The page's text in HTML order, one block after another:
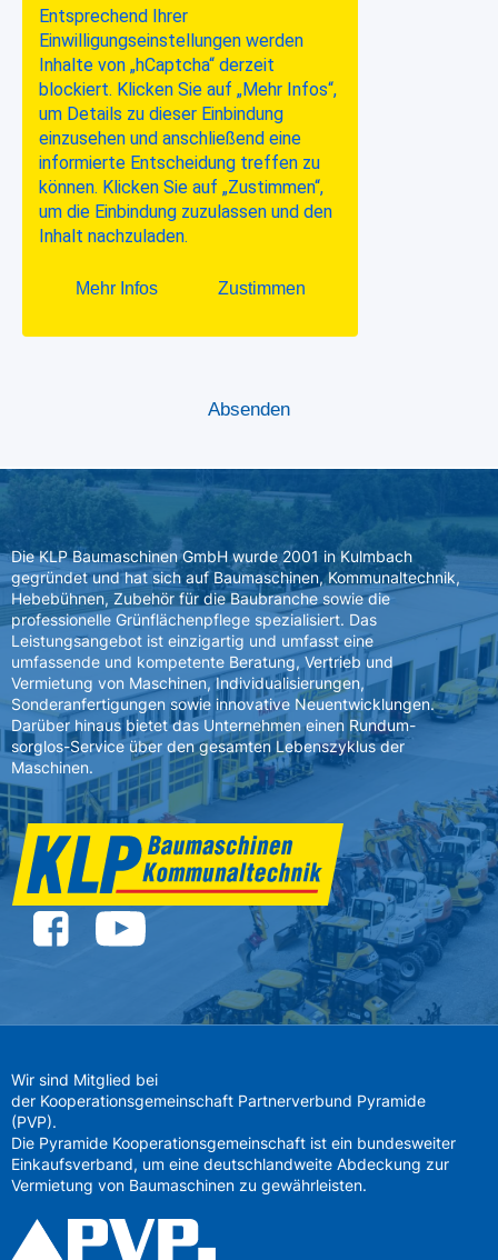
Die KLP Baumaschinen GmbH wurde 2001 in Kulmbach
gegründet und hat sich auf Baumaschinen, Kommunaltechnik,
Hebebühnen, Zubehör für die Baubranche sowie die
professionelle Grünflächenpflege spezialisiert. Das
Leistungsangebot ist einzigartig und umfasst eine
umfassende und kompetente Beratung, Vertrieb und
Vermietung von Maschinen, Individualisierungen,
Sonderanfertigungen sowie innovative Neuentwicklungen.
Darüber hinaus bietet das Unternehmen einen Rundum-
sorglos-Service über den gesamten Lebenszyklus der
Maschinen.
Wir sind Mitglied bei
der Kooperationsgemeinschaft Partnerverbund Pyramide
(PVP).
Die Pyramide Kooperationsgemeinschaft ist ein bundesweiter
Einkaufsverband, um eine deutschlandweite Abdeckung zur
Vermietung von Baumaschinen zu gewährleisten.